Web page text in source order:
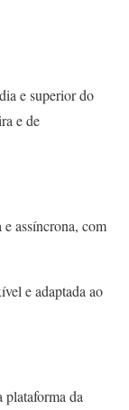
e superior do
e de
com
e adaptada ao
plataforma da